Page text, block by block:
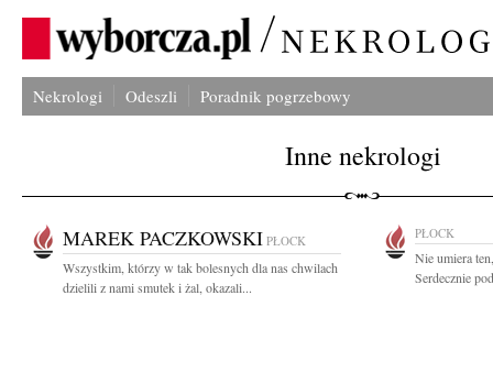
Nekrologi Odeszli Poradnik pogrzebowy
Inne nekrologi
MAREK PACZKOWSKI PŁOCK
Wszystkim, którzy w tak bolesnych dla nas chwilach
dzielili z nami smutek i żal, okazali...
PŁOCK
Nie umiera
Serdecznie